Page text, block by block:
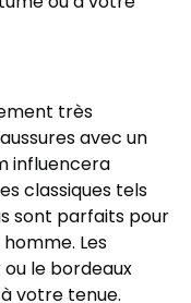
très
avec un
influencera
classiques tels
sont parfaits pour
Les
le bordeaux
votre tenue.